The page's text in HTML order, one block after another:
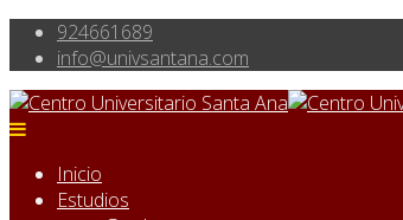
924661689
info@univsantana.com
Inicio
Estudios